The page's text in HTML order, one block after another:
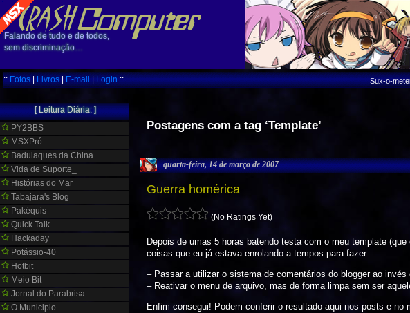
Falando de tudo e de todos,
sem discriminação…
::Fotos|Livros|E-mail|Login:: Sux-o-
Postagens com a tag ‘Template’
quarta-feira, 14 de março de 2007
Guerra homérica
(No Ratings Yet)
Depois de umas 5 horas batendo testa com o meu template
coisas que eu já estava enrolando a tempos para fazer:
– Passar a utilizar o sistema de comentários do blogger ao invés
– Reativar o menu de arquivo, mas de forma limpa sem ser
Enfim consegui! Podem conferir o resultado aqui nos posts e no
[ Leitura Diária: ]
PY2BBS
MSXPró
Badulaques da China
Vida de Suporte_
Histórias do Mar
Tabajara's Blog
Pakéquis
Quick Talk
Hackaday
Potássio-40
Hotbit
Meio Bit
Jornal do Parabrisa
O Municipio